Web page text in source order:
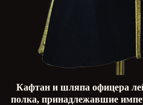
Кафтан и шляпа офицера
полка, принадлежавшие